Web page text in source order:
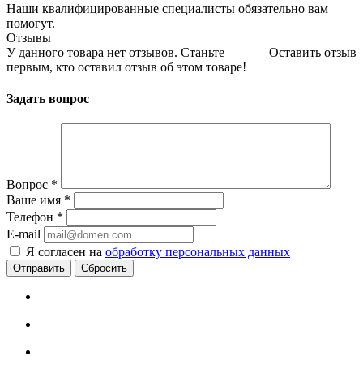
Наши квалифицированные специалисты обязательно вам
помогут.
Отзывы
Оставить отзыв
У данного товара нет отзывов. Станьте
первым, кто оставил отзыв об этом товаре!
Задать вопрос
Вопрос *
Ваше имя *
Телефон *
E-mail
Я согласен на обработку персональных данных
Сбросить